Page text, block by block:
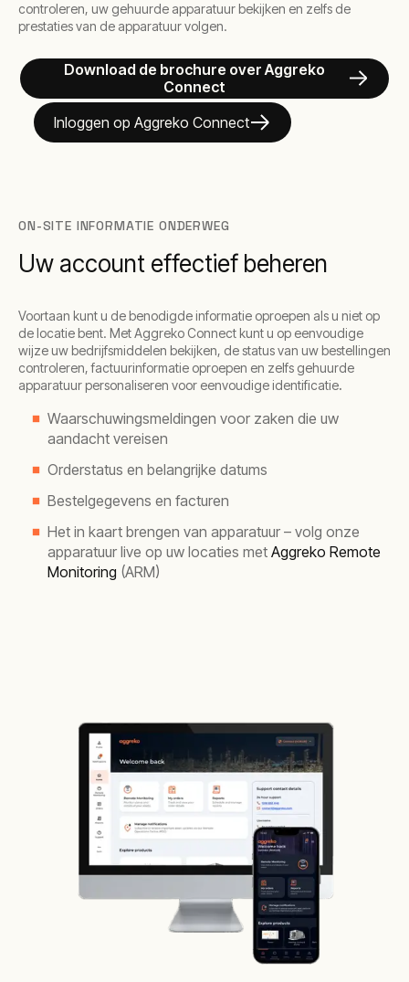
controleren, uw gehuurde apparatuur bekijken en zelfs de
prestaties van de apparatuur volgen.
Download de brochure over Aggreko
Connect
Inloggen op Aggreko Connect
ON-SITE INFORMATIE ONDERWEG
Uw account effectief beheren
Voortaan kunt u de benodigde informatie oproepen als u niet op
de locatie bent. Met Aggreko Connect kunt u op eenvoudige
wijze uw bedrijfsmiddelen bekijken, de status van uw bestellingen
controleren, factuurinformatie oproepen en zelfs gehuurde
apparatuur personaliseren voor eenvoudige identificatie.
Waarschuwingsmeldingen voor zaken die uw
aandacht vereisen
Orderstatus en belangrijke datums
Bestelgegevens en facturen
Het in kaart brengen van apparatuur – volg onze
apparatuur live op uw locaties met Aggreko Remote
Monitoring (ARM)